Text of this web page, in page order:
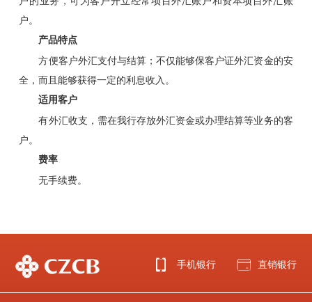
户。
产品特点
方便客户外汇支付与结算；不仅能够保客户证外汇资金的安
全，而且能够获得一定的利息收入。
适用客户
有外汇收支，需在我行存放外汇资金或办理结算等业务的客
户。
费率
无手续费。
手机银行 直销银行